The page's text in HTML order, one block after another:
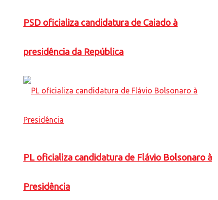
PSD oficializa candidatura de Caiado à
presidência da República
PL oficializa candidatura de Flávio Bolsonaro à
Presidência